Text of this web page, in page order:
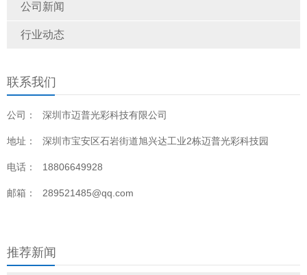
公司新闻
行业动态
联系我们
公司： 深圳市迈普光彩科技有限公司
地址： 深圳市宝安区石岩街道旭兴达工业2栋迈普光彩科技园
电话： 18806649928
邮箱： 289521485@qq.com
推荐新闻